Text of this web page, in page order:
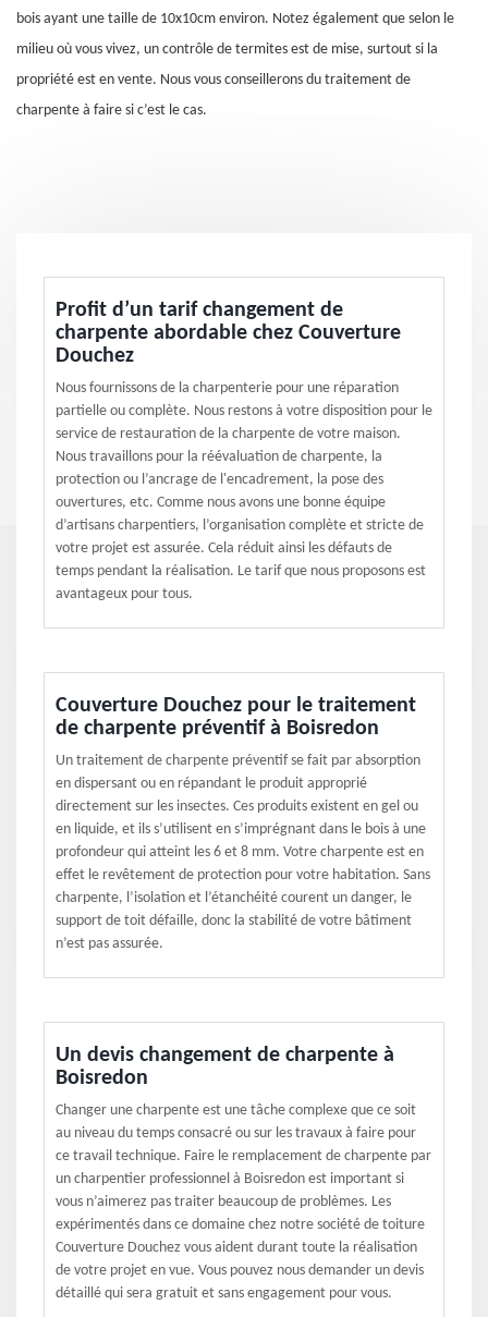
bois ayant une taille de 10x10cm environ. Notez également que selon le
milieu où vous vivez, un contrôle de termites est de mise, surtout si la
propriété est en vente. Nous vous conseillerons du traitement de
charpente à faire si c’est le cas.
Profit d’un tarif changement de
charpente abordable chez Couverture
Douchez
Nous fournissons de la charpenterie pour une réparation
partielle ou complète. Nous restons à votre disposition pour le
service de restauration de la charpente de votre maison.
Nous travaillons pour la réévaluation de charpente, la
protection ou l’ancrage de l'encadrement, la pose des
ouvertures, etc. Comme nous avons une bonne équipe
d’artisans charpentiers, l’organisation complète et stricte de
votre projet est assurée. Cela réduit ainsi les défauts de
temps pendant la réalisation. Le tarif que nous proposons est
avantageux pour tous.
Couverture Douchez pour le traitement
de charpente préventif à Boisredon
Un traitement de charpente préventif se fait par absorption
en dispersant ou en répandant le produit approprié
directement sur les insectes. Ces produits existent en gel ou
en liquide, et ils s’utilisent en s’imprégnant dans le bois à une
profondeur qui atteint les 6 et 8 mm. Votre charpente est en
effet le revêtement de protection pour votre habitation. Sans
charpente, l’isolation et l’étanchéité courent un danger, le
support de toit défaille, donc la stabilité de votre bâtiment
n’est pas assurée.
Un devis changement de charpente à
Boisredon
Changer une charpente est une tâche complexe que ce soit
au niveau du temps consacré ou sur les travaux à faire pour
ce travail technique. Faire le remplacement de charpente par
un charpentier professionnel à Boisredon est important si
vous n’aimerez pas traiter beaucoup de problèmes. Les
expérimentés dans ce domaine chez notre société de toiture
Couverture Douchez vous aident durant toute la réalisation
de votre projet en vue. Vous pouvez nous demander un devis
détaillé qui sera gratuit et sans engagement pour vous.